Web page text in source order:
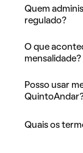
Quem
regulado?
O que
mensalidade?
Posso usar
Quais os